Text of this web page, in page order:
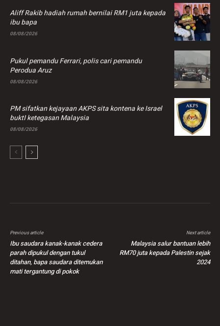
Aliff Rakib hadiah rumah bernilai RM1 juta kepada
ibu bapa
08/08/2026
Pukul pemandu Ferrari, polis cari pemandu
Perodua Aruz
08/08/2026
PM sifatkan kejayaan AKPS sita kontena ke Israel
buktI ketegasan Malaysia
08/08/2026
Previous article
Ibu saudara kanak-kanak cedera
parah dipukul dengan tukul
ditahan, bapa saudara ditemukan
mati tergantung di pokok
Next article
Malaysia salur bantuan lebih
RM70 juta kepada Palestin sejak
2024